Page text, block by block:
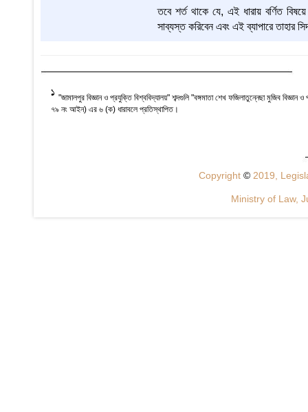
তবে শর্ত থাকে যে, এই ধারায় বর্ণিত
সাব্যস্ত করিবেন এবং এই ব্যাপারে তাহার
1 "জামালপুর বিজ্ঞান ও প্রযুক্তি বিশ্ববিদ্যালয়" শব্দগুলি "বঙ্গমাতা শেখ ফজিলাতুন্নেছা মুজিব বিজ্ঞান
৭৯ নং আইন) এর ৬ (ক) ধারাবলে প্রতিস্থাপিত।
Copyright © 2019,
Ministry of Law,